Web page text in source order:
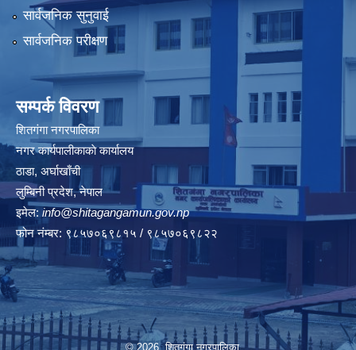
सार्वजनिक सुनुवाई
सार्वजनिक परीक्षण
सम्पर्क विवरण
शितगंगा नगरपालिका
नगर कार्यपालीकाकाे कार्यालय
ठाडा, अर्घाखाँची
लुम्बिनी प्रदेश, नेपाल
इमेल: info@shitagangamun.gov.np
फोन नंम्बर: ९८५७०६९८१५ / ९८५७०६९८२२
© 2026 शितगंगा नगरपालिका